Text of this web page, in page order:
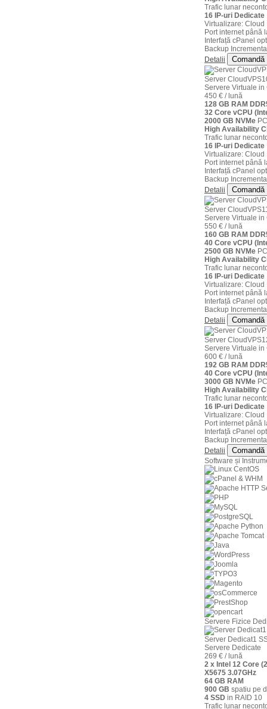
Trafic lunar
16 IP-uri Dedicate
Virtualizare: Cloud
Port internet până
Interfață cPanel
Backup
Detalii
Comandă
Server
Servere Virtuale in
450 € / lună
128 GB RAM
32 Core vCPU
2000 GB NVMe
High Availability
Trafic lunar
16 IP-uri Dedicate
Virtualizare: Cloud
Port internet până
Interfață cPanel
Backup
Detalii
Comandă
Server
Servere Virtuale in
550 € / lună
160 GB RAM
40 Core vCPU
2500 GB NVMe
High Availability
Trafic lunar
16 IP-uri Dedicate
Virtualizare: Cloud
Port internet până
Interfață cPanel
Backup
Detalii
Comandă
Server
Servere Virtuale in
600 € / lună
192 GB RAM
40 Core vCPU
3000 GB NVMe
High Availability
Trafic lunar
16 IP-uri Dedicate
Virtualizare: Cloud
Port internet până
Interfață cPanel
Backup
Detalii
Comandă
Software și
Servere Fizice
Server Dedicat1
Servere Dedicate
269 € / lună
2 x Intel 12 Core
X5675 3.07GHz
64 GB RAM
900 GB spatiu pe
4 SSD in RAID 10
Trafic lunar